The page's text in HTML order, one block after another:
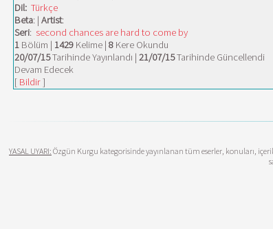
Dil: Türkçe
Beta: | Artist:
Seri: second chances are hard to come by
1 Bölüm | 1429 Kelime | 8 Kere Okundu
20/07/15Tarihinde Yayınlandı | 21/07/15Tarihinde Güncellendi
Devam Edecek
[ Bildir]
YASAL UYARI: Özgün Kurgu kategorisinde yayınlanan tüm eserler, konuları,